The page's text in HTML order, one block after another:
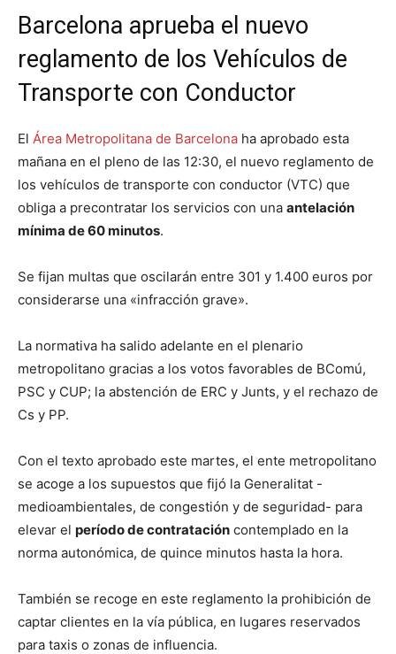
Barcelona aprueba el nuevo
reglamento de los Vehículos de
Transporte con Conductor
El Área Metropolitana de Barcelona ha aprobado esta
mañana en el pleno de las 12:30, el nuevo reglamento de
los vehículos de transporte con conductor (VTC) que
obliga a precontratar los servicios con una antelación
mínima de 60 minutos.
Se fijan multas que oscilarán entre 301 y 1.400 euros por
considerarse una «infracción grave».
La normativa ha salido adelante en el plenario
metropolitano gracias a los votos favorables de BComú,
PSC y CUP; la abstención de ERC y Junts, y el rechazo de
Cs y PP.
Con el texto aprobado este martes, el ente metropolitano
se acoge a los supuestos que fijó la Generalitat -
medioambientales, de congestión y de seguridad- para
elevar el período de contratación contemplado en la
norma autonómica, de quince minutos hasta la hora.
También se recoge en este reglamento la prohibición de
captar clientes en la vía pública, en lugares reservados
para taxis o zonas de influencia.